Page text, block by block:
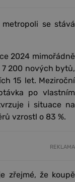
se stává
2024 mimořádně
200 nových bytů,
15 let. Meziroční
po vlastním
i situace na
vzrostl o 83 %.
REKLAMA
zřejmé, že koupě